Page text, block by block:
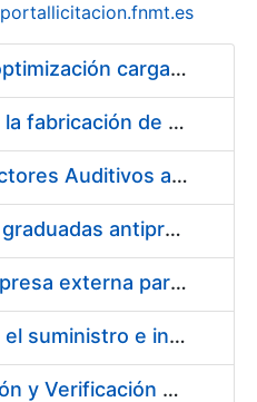
portallicitacion.fnmt.es
Pliego condiciones optimización cargas compras firmado
Acuerdo marco para la fabricación de piezas
Suministro de Protectores Auditivos a medida para las personas trabajadoras de los Centros de Trabajo de Madrid y Burgos
Suministro de gafas graduadas antiproyecciones para los trabajadores de la FNMT-RCM en los centros de trabajo de Madrid y Burgos
Servicios de una empresa externa para el asesoramiento y resolución de los recursos de alzada que se presentan relacionados con procesos de selección para la FNMT-RCM
Acuerdo marco para el suministro e instalación de persianas, estores y otros complementos
Servicio de Calibración y Verificación Externa de los Equipos de Medición del Servicio de Prevención de la FNMT-RCM